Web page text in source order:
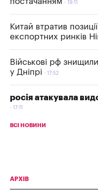
19:11
Китай втратив
експортних ринків
Військові рф
у Дніпрі
17:52
росія атакувала
17:11
ВСІ НОВИНИ
АРХІВ